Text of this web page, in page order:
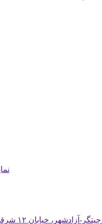
خیابان ۱۲ شرقی، پلاک ۱۹، طبقه دوم، واحد ۴